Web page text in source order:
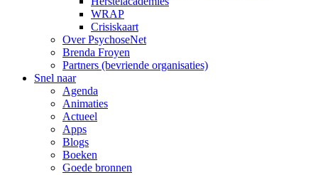
WRAP
Crisiskaart
Over PsychoseNet
Brenda Froyen
Partners (bevriende organisaties)
Snel naar
Agenda
Animaties
Actueel
Apps
Blogs
Boeken
Goede bronnen